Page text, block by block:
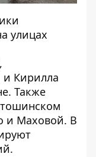
улицах
и Кирилла
Также
и Маховой. В